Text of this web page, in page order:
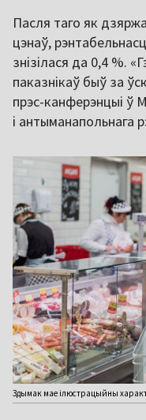
Пасля таго як
цэнаў,
знізілася да 0,4 %.
паказнікаў быў за
прэс-канферэнцыі ў
і антыманапольнага
Здымак мае ілюстрацыйны